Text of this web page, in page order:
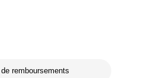
de remboursements